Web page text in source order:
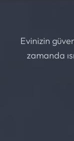
Evinizin
zamanda